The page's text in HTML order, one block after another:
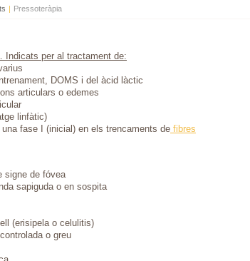
| Pressoteràpia
Indicats per al tractament de:
DOMS i del àcid làctic
articulars o edemes
linfàtic)
fase I (inicial) en els trencaments de fibres
signe de fóvea
sapiguda o en sospita
(erisipela o celulitis)
o greu